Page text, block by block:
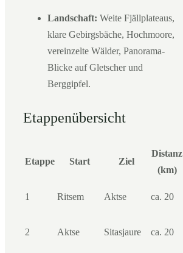
Landschaft: Weite Fjällplateaus,
klare Gebirgsbäche, Hochmoore,
vereinzelte Wälder, Panorama-
Blicke auf Gletscher und
Berggipfel.
Etappenübersicht
Etappe Start Ziel
Distanz
(km)
1 Ritsem Aktse ca. 20
2 Aktse Sitasjaure ca. 20